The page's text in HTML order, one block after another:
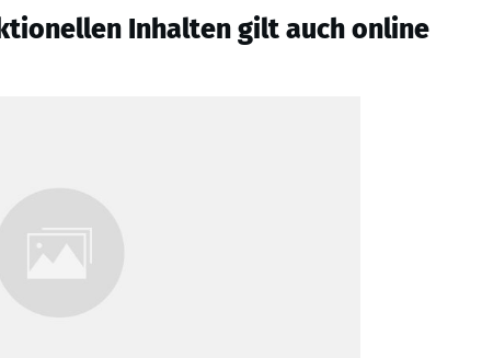
Inhalten gilt auch online